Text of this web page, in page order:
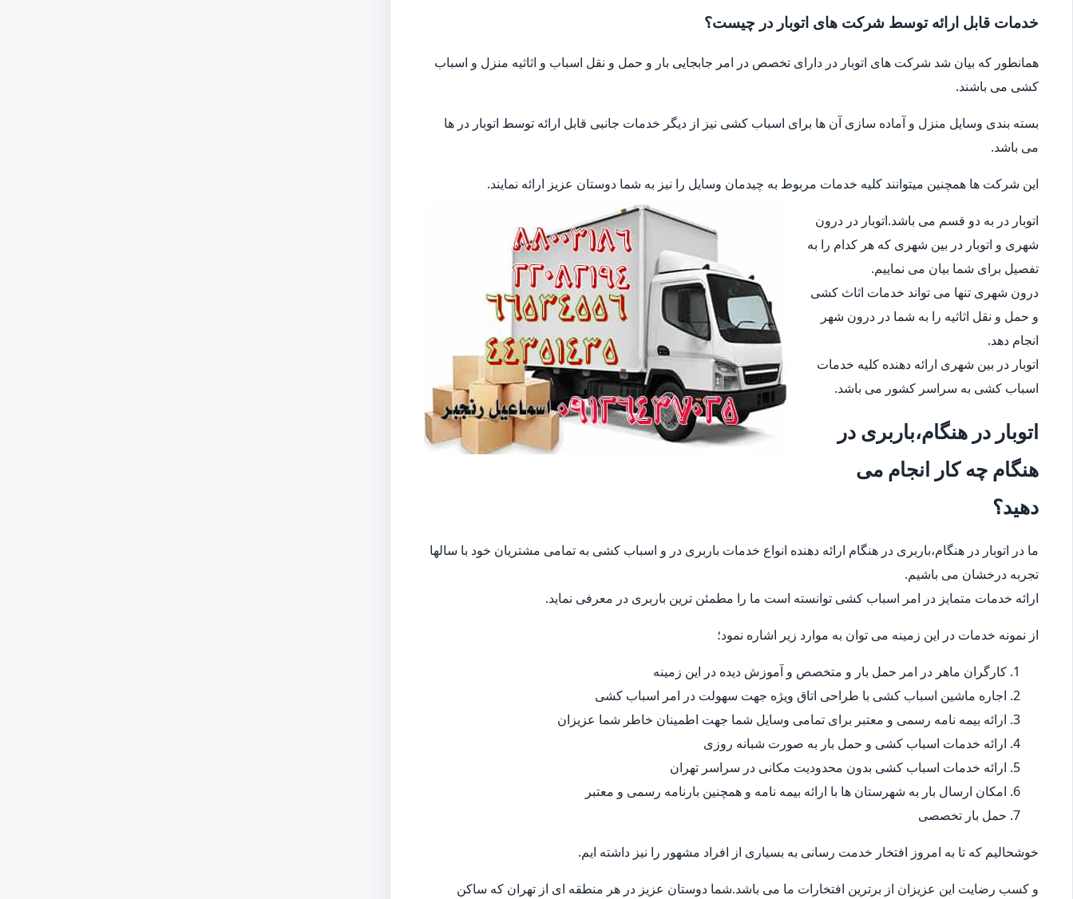
خدمات قابل ارائه توسط شرکت های اتوبار در چیست؟
همانطور که بیان شد شرکت های اتوبار در دارای تخصص در امر جابجایی بار و حمل و نقل اسباب و اثاثیه منزل و اسباب
کشی می باشند.
بسته بندی وسایل منزل و آماده سازی آن ها برای اسباب کشی نیز از دیگر خدمات جانبی قابل ارائه توسط اتوبار در ها
می باشد.
این شرکت ها همچنین میتوانند کلیه خدمات مربوط به چیدمان وسایل را نیز به شما دوستان عزیز ارائه نمایند.
اتوبار در به دو قسم می باشد.اتوبار در درون
شهری و اتوبار در بین شهری که هر کدام را به
تفصیل برای شما بیان می نماییم.
درون شهری تنها می تواند خدمات اثاث کشی
و حمل و نقل اثاثیه را به شما در درون شهر
انجام دهد.
اتوبار در بین شهری ارائه دهنده کلیه خدمات
اسباب کشی به سراسر کشور می باشد.
اتوبار در هنگام،باربری در
هنگام چه کار انجام می
دهید؟
ما در اتوبار در هنگام،باربری در هنگام ارائه دهنده انواع خدمات باربری در و اسباب کشی به تمامی مشتریان خود با سالها
تجربه درخشان می باشیم.
ارائه خدمات متمایز در امر اسباب کشی توانسته است ما را مطمئن ترین باربری در معرفی نماید.
از نمونه خدمات در این زمینه می توان به موارد زیر اشاره نمود؛
کارگران ماهر در امر حمل بار و متخصص و آموزش دیده در این زمینه
اجاره ماشین اسباب کشی با طراحی اتاق ویژه جهت سهولت در امر اسباب کشی
ارائه بیمه نامه رسمی و معتبر برای تمامی وسایل شما جهت اطمینان خاطر شما عزیزان
ارائه خدمات اسباب کشی و حمل بار به صورت شبانه روزی
ارائه خدمات اسباب کشی بدون محدودیت مکانی در سراسر تهران
امکان ارسال بار به شهرستان ها با ارائه بیمه نامه و همچنین بارنامه رسمی و معتبر
حمل بار تخصصی
خوشحالیم که تا به امروز افتخار خدمت رسانی به بسیاری از افراد مشهور را نیز داشته ایم.
و کسب رضایت این عزیزان از برترین افتخارات ما می باشد.شما دوستان عزیز در هر منطقه ای از تهران که ساکن